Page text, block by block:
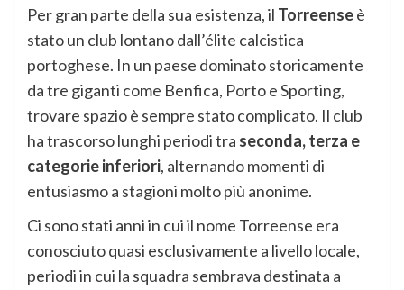
Per gran parte della sua esistenza, il Torreenseè
stato un club lontano dall’élite calcistica
portoghese. In un paese dominato storicamente
da tre giganti come Benfica, Porto e Sporting,
trovare spazio è sempre stato complicato. Il club
ha trascorso lunghi periodi tra seconda, terza e
categorie inferiori, alternando momenti di
entusiasmo a stagioni molto più anonime.
Ci sono stati anni in cui il nome Torreense era
conosciuto quasi esclusivamente a livello locale,
periodi in cui la squadra sembrava destinata a